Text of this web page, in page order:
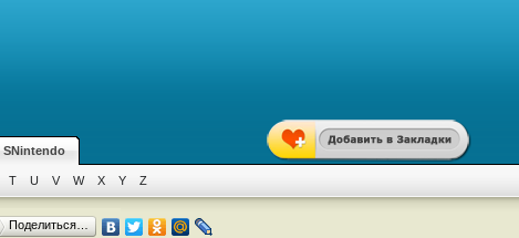
SNintendo
T U V W X Y Z
Поделиться…